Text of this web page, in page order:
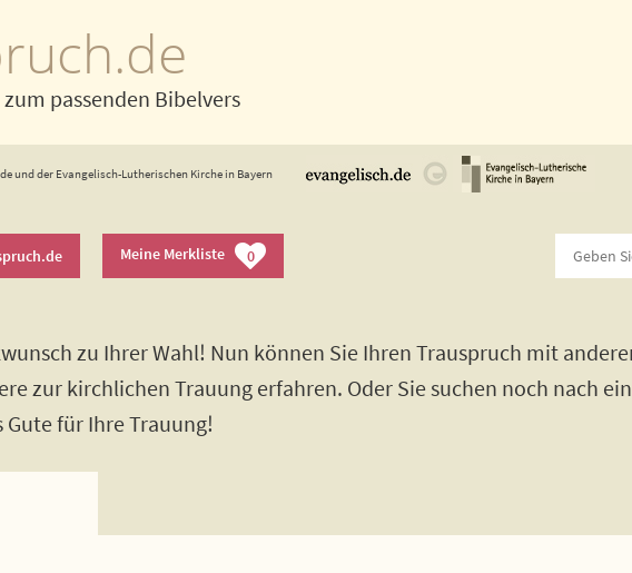
passenden Bibelvers
und der Evangelisch-Lutherischen Kirche in Bayern
Meine Merkliste 0
zu Ihrer Wahl! Nun können Sie Ihren Trauspruch mit
zur kirchlichen Trauung erfahren. Oder Sie suchen noch nach
Gute für Ihre Trauung!